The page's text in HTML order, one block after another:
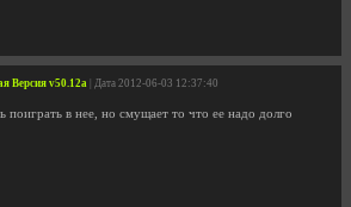
Версия v50.12a | Дата 2012-06-03 12:37:40
поиграть в нее, но смущает то что ее надо долго